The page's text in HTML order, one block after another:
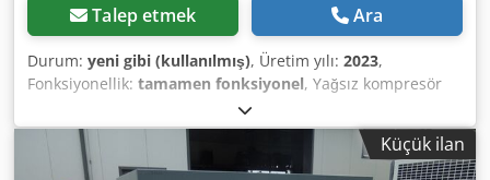
Talep etmek Ara
Durum: yeni gibi (kullanılmış), Üretim yılı: 2023,
Fonksiyonellik: tamamen fonksiyonel, Yağsız kompresör
ATLAS COPCO ZT37VSDFF, invertörlü ve hava kurutuculu
makine. DEMO KOMPRESÖR, YENİ, sadece 900 saat
çalışmış! YIL 2023 Teknik özellikler: - kapasite: 5,80 m³/dak.
- motor gücü: 37 kW - basınç: 8,1 bar - çalışma saati: 900h -
Küçük ilan